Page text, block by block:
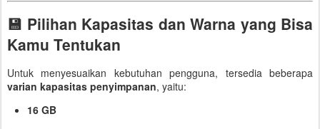
💾 Pilihan Kapasitas dan Warna yang Bisa
Kamu Tentukan
Untuk menyesuaikan kebutuhan pengguna, tersedia beberapa
varian kapasitas penyimpanan, yaitu:
16 GB